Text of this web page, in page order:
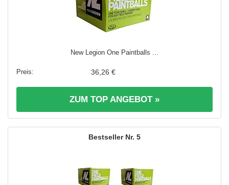
New Legion One Paintballs ...
36,26 €
ZUM TOP ANGEBOT »
5